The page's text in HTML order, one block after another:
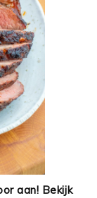
aan! Bekijk